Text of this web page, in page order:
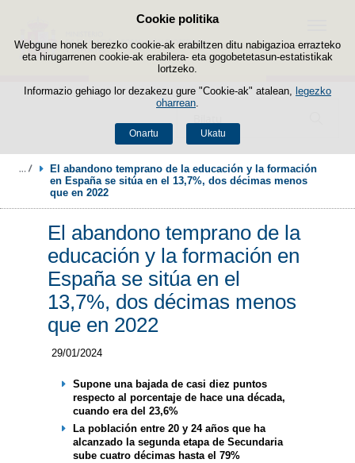
Cookie politika
Webgune honek berezko cookie-ak erabiltzen ditu nabigazioa errazteko
eta hirugarrenen cookie-ak erabilera- eta gogobetetasun-estatistikak
lortzeko.
Informazio gehiago lor dezakezu gure "Cookie-ak" atalean, legezko
oharrean
Onartu Ukatu
Edukira salto egin
Menua
El abandono temprano de la educación y la formación
en España se sitúa en el 13,7%, dos décimas menos
que en 2022
El abandono temprano de la
educación y la formación en
España se sitúa en el
13,7%, dos décimas menos
que en 2022
29/01/2024
Supone una bajada de casi diez puntos
respecto al porcentaje de hace una década,
cuando era del 23,6%
La población entre 20 y 24 años que ha
alcanzado la segunda etapa de Secundaria
sube cuatro décimas hasta el 79%